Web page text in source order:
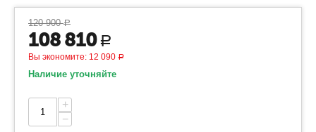
120 900 Р
108 810 Р
Вы экономите: 12 090 Р
Наличие уточняйте
+
−